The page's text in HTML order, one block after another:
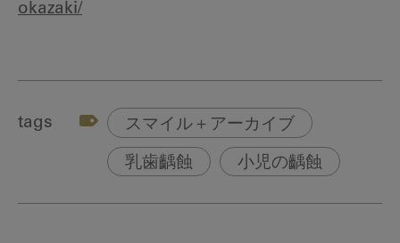
okazaki/
tags スマイル＋アーカイブ
乳歯齲蝕 小児の齲蝕